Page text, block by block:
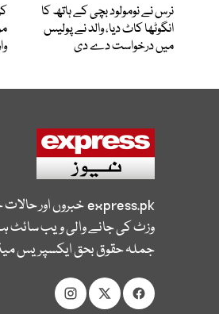
نرس نے نومولود بچی کے ہاتھ کا
انگوٹھا کاٹ دیا، والد نے پولیس
میں درخواست دے دی
express.pkخبروں اور
وزٹ کی جانے والی ویب سائٹ
جملہ حقوق بحق ایکسپریس